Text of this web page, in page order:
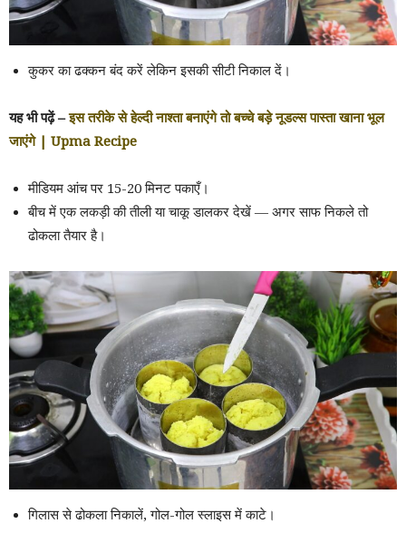
कुकर का ढक्कन बंद करें लेकिन इसकी सीटी निकाल दें।
यह भी पढ़ें – इस तरीके से हेल्दी नाश्ता बनाएंगे तो बच्चे बड़े नूडल्स पास्ता खाना भूल
जाएंगे | Upma Recipe
मीडियम आंच पर 15-20 मिनट पकाएँ।
बीच में एक लकड़ी की तीली या चाकू डालकर देखें — अगर साफ निकले तो
ढोकला तैयार है।
गिलास से ढोकला निकालें, गोल-गोल स्लाइस में काटे।